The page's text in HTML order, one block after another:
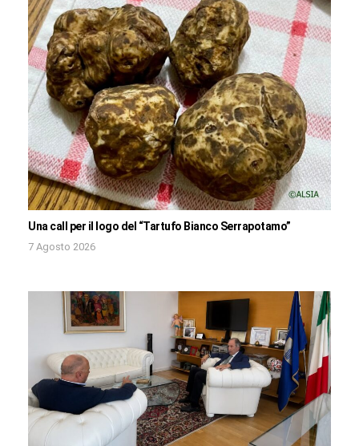
Una call per il logo del “Tartufo Bianco Serrapotamo”
7 Agosto 2026